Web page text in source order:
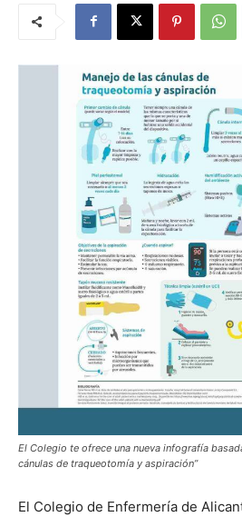
El Colegio te ofrece una nueva infografía
cánulas de traqueotomía y aspiración”
El Colegio de Enfermería de